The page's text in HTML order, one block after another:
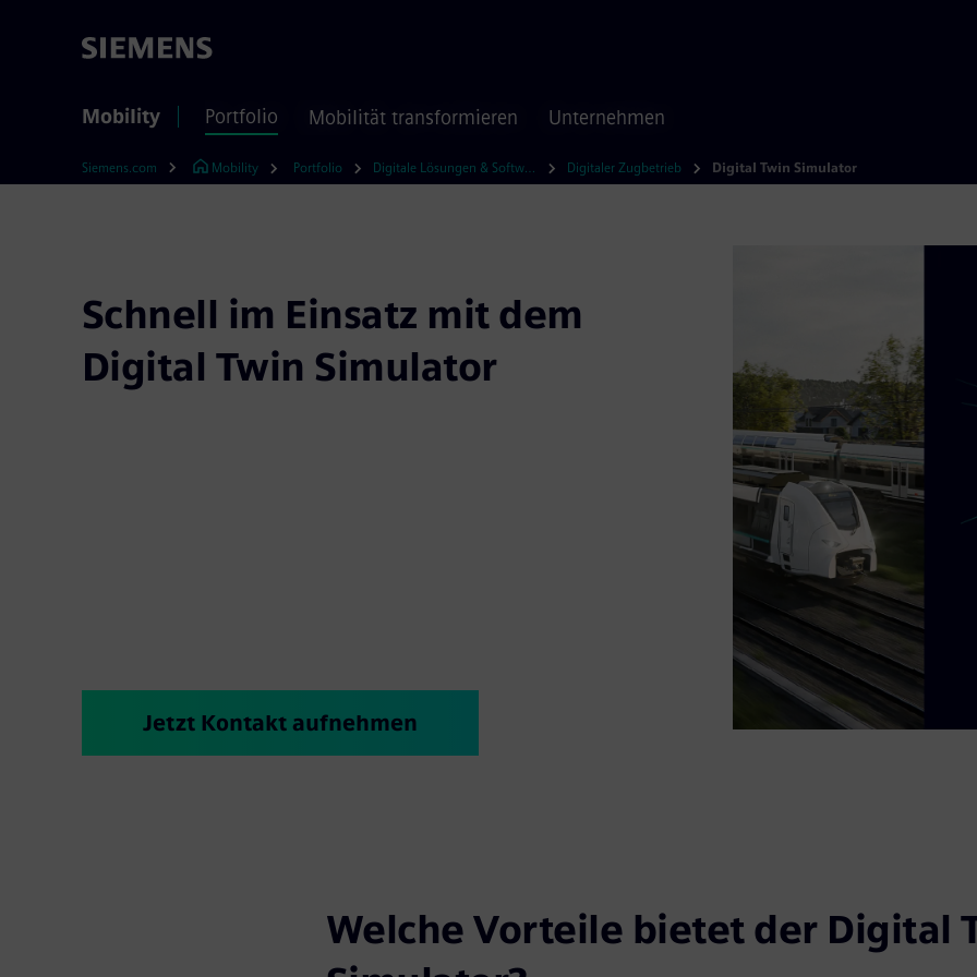
Mobility Portfolio Mobilität transformieren Unternehmen
Siemens.com Mobility Portfolio Digitale Lösungen & Software Digitaler Zugbetrieb Digital Twin Simulator
Schnell im Einsatz mit dem
Digital Twin Simulator
Jetzt Kontakt aufnehmen
Welche Vorteile bietet der Digital